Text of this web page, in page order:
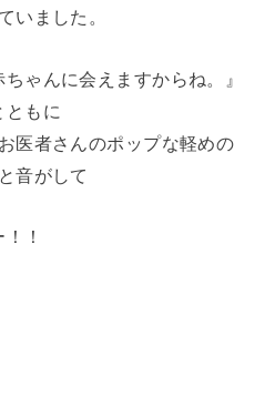
いました。
ゃんに会えますからね。』
ともに
医者さんのポップな軽めの
音がして
！